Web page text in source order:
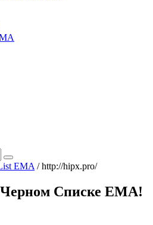
EMA /http://hipx.pro/
Списке ЕМА!